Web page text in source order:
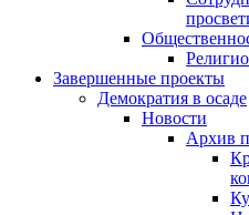
Завершенные проекты
Демократия в осаде
Новости
Архив